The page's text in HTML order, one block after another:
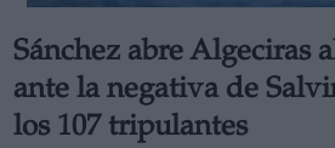
Sánchez abre Algeciras
ante la negativa de
los 107 tripulantes